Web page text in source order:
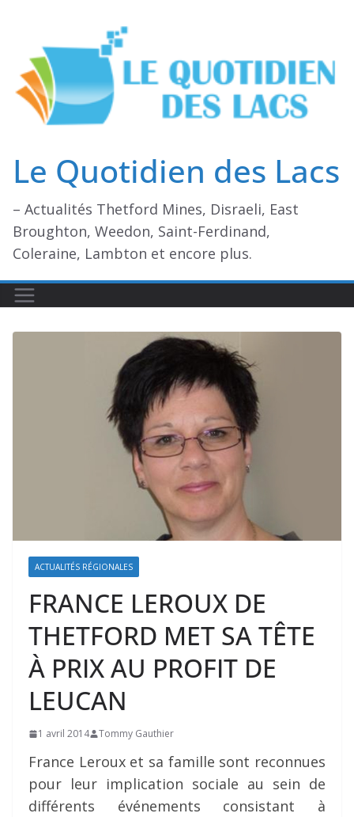
contenu
Le Quotidien des Lacs
– Actualités Thetford Mines, Disraeli, East
Broughton, Weedon, Saint-Ferdinand,
Coleraine, Lambton et encore plus.
ACTUALITÉS RÉGIONALES
FRANCE LEROUX DE
THETFORD MET SA TÊTE
À PRIX AU PROFIT DE
LEUCAN
1 avril 2014 Tommy Gauthier
France Leroux et sa famille sont reconnues
pour leur implication sociale au sein de
différents événements consistant à